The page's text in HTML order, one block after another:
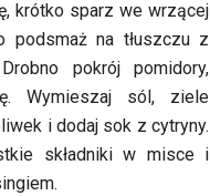
krótko sparz we wrzącej
podsmaż na tłuszczu z
pokrój pomidory,
Wymieszaj sól, ziele
i dodaj sok z cytryny.
składniki w misce i